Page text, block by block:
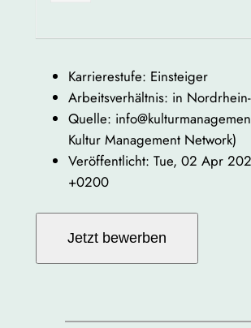
Karrierestufe: Einsteiger
Arbeitsverhältnis: in
Quelle:
Kultur Management Network)
Veröffentlicht: Tue, 02 Apr
+0200